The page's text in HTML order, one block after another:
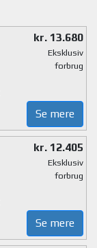
kr. 13.680
Eksklusiv
forbrug
Se mere
kr. 12.405
Eksklusiv
forbrug
Se mere